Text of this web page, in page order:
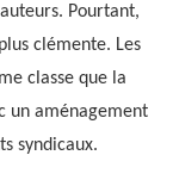
Pourtant,
clémente. Les
classe que la
un aménagement
syndicaux.